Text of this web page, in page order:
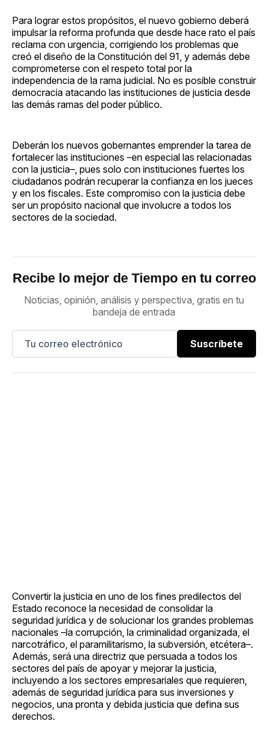
Para lograr estos propósitos, el nuevo gobierno deberá
impulsar la reforma profunda que desde hace rato el país
reclama con urgencia, corrigiendo los problemas que
creó el diseño de la Constitución del 91, y además debe
comprometerse con el respeto total por la
independencia de la rama judicial. No es posible construir
democracia atacando las instituciones de justicia desde
las demás ramas del poder público.
Deberán los nuevos gobernantes emprender la tarea de
fortalecer las instituciones –en especial las relacionadas
con la justicia–, pues solo con instituciones fuertes los
ciudadanos podrán recuperar la confianza en los jueces
y en los fiscales. Este compromiso con la justicia debe
ser un propósito nacional que involucre a todos los
sectores de la sociedad.
Recibe lo mejor de Tiempo en tu correo
Noticias, opinión, análisis y perspectiva, gratis en tu
bandeja de entrada
Suscríbete
Convertir la justicia en uno de los fines predilectos del
Estado reconoce la necesidad de consolidar la
seguridad jurídica y de solucionar los grandes problemas
nacionales –la corrupción, la criminalidad organizada, el
narcotráfico, el paramilitarismo, la subversión, etcétera–.
Además, será una directriz que persuada a todos los
sectores del país de apoyar y mejorar la justicia,
incluyendo a los sectores empresariales que requieren,
además de seguridad jurídica para sus inversiones y
negocios, una pronta y debida justicia que defina sus
derechos.